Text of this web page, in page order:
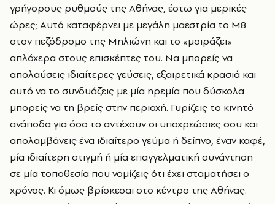
γρήγορους ρυθμούς της Αθήνας, έστω για μερικές
ώρες; Αυτό καταφέρνει με μεγάλη μαεστρία το Μ8
στον πεζόδρομο της Μηλιώνη και το «μοιράζει»
απλόχερα στους επισκέπτες του. Να μπορείς να
απολαύσεις ιδιαίτερες γεύσεις, εξαιρετικά κρασιά και
αυτό να το συνδυάζεις με μία ηρεμία που δύσκολα
μπορείς να τη βρείς στην περιοχή. Γυρίζεις το κινητό
ανάποδα για όσο το αντέχουν οι υποχρεώσιες σου και
απολαμβάνεις ένα ιδιαίτερο γεύμα ή δείπνο, έναν καφέ,
μία ιδιαίτερη στιγμή ή μία επαγγελματική συνάντηση
σε μία τοποθεσία που νομίζεις ότι έχει σταματήσει ο
χρόνος. Κι όμως βρίσκεσαι στο κέντρο της Αθήνας.